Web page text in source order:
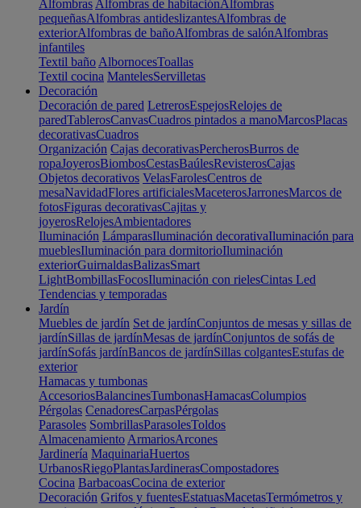
Alfombras Alfombras de habitaciónAlfombras
pequeñasAlfombras antideslizantesAlfombras de
exteriorAlfombras de bañoAlfombras de salónAlfombras
infantiles
Textil baño AlbornocesToallas
Textil cocina MantelesServilletas
Decoración
Decoración de pared LetrerosEspejosRelojes de
paredTablerosCanvasCuadros pintados a manoMarcosPlacas
decorativasCuadros
Organización Cajas decorativasPercherosBurros de
ropaJoyerosBiombosCestasBaúlesRevisterosCajas
Objetos decorativos VelasFarolesCentros de
mesaNavidadFlores artificialesMaceterosJarronesMarcos de
fotosFiguras decorativasCajitas y
joyerosRelojesAmbientadores
Iluminación LámparasIluminación decorativaIluminación para
mueblesIluminación para dormitorioIluminación
exteriorGuirnaldasBalizasSmart
LightBombillasFocosIluminación con rielesCintas Led
Tendencias y temporadas
Jardín
Muebles de jardín Set de jardínConjuntos de mesas y sillas de
jardínSillas de jardínMesas de jardínConjuntos de sofás de
jardínSofás jardínBancos de jardínSillas colgantesEstufas de
exterior
Hamacas y tumbonas
AccesoriosBalancinesTumbonasHamacasColumpios
Pérgolas CenadoresCarpasPérgolas
Parasoles SombrillasParasolesToldos
Almacenamiento ArmariosArcones
Jardinería MaquinariaHuertos
UrbanosRiegoPlantasJardinerasCompostadores
Cocina BarbacoasCocina de exterior
Decoración Grifos y fuentesEstatuasMacetasTermómetros y